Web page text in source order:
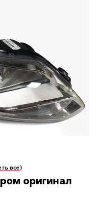
все)
оригинал